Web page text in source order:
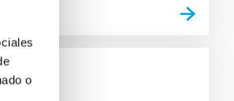
o